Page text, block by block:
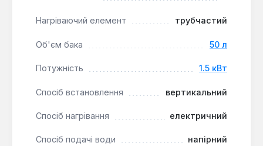
нержавіючої сталі забезпечують надійне
підключення.
Водонагрівач Atlantic Steatite Elite VM 050 D400-2-
використання в квартирах, приватних будинках
або невеликих офісах, де потрібне надійне та
конструктивні особливості роблять його особливо
Нагріваючий елемент трубчастий
Об'єм бака 50 л
Потужність 1.5 кВт
Спосіб встановлення вертикальний
Спосіб нагрівання електричний
Спосіб подачі води напірний